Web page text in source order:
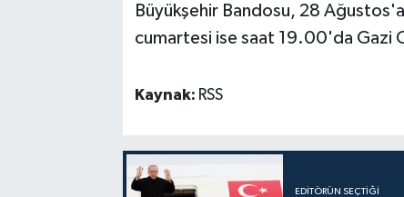
Büyükşehir Bandosu, 28
cumartesi ise saat 19.00'da Gazi
Kaynak: RSS
EDITÖRÜN SEÇTIĞI